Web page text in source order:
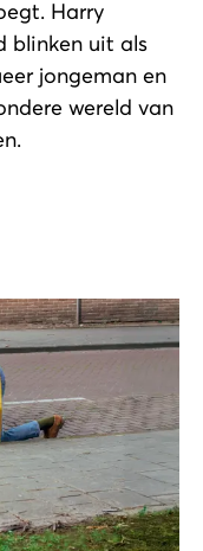
Harry
blinken uit als
jongeman en
wereld van